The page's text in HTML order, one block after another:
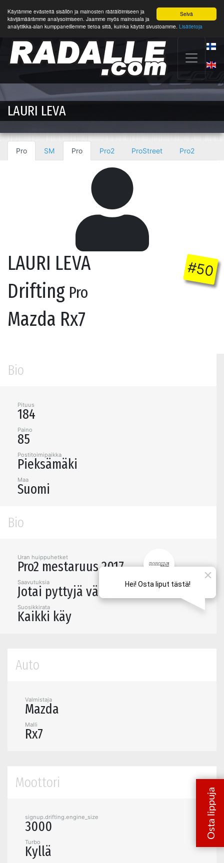
Selvä
Käytämme evästeitä sisällön ja mainosten räätälöimiseen ja
kävijämäärämme analysoimiseen. Jaamme myös mainosala ja
analytiikka-alan kumppaneillemme tietoa siitä, kuinka käytät sivustoamme. Lisätietoja
LAURI LEVA
Pro SM Pro Pro2 ProStreet Pro2
#50
LAURI LEVA
Drifting Pro
Mazda Rx7
Bio
Pituus
184
Paino
85
Postitoimipaikka
Pieksämäki
Maa
Suomi
Bio
Uran huippuhetket
Pro2 mestaruus 2017
Saavutuksia
Jotai pyttyjä välillä tullu
Suosikkirata
Kaikki käy
Auto
Valmistaja
Mazda
Malli
Rx7
Moottori
signup.drifting.engine_size
3000
Turbo
Kyllä